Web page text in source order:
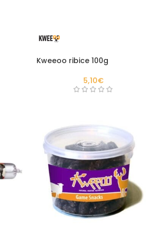
Kweeoo ribice 100g
5,10€